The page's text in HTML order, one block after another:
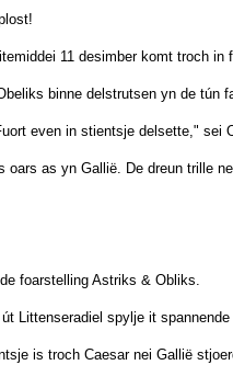
11 desimber komt troch in
binne delstrutsen yn de tún
even in stientsje delsette," sei
oars as yn Gallië. De dreun trille
foarstelling Astriks & Obliks.
Littenseradiel spylje it
is troch Caesar nei Gallië